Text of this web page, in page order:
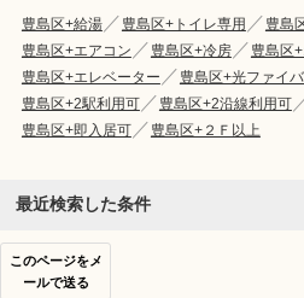
豊島区+給湯 豊島区+トイレ専用 豊島
豊島区+エアコン
豊島区+冷房
豊島区
豊島区+エレベーター
豊島区+光ファイ
豊島区+2駅利用可
豊島区+2沿線利用可
豊島区+即入居可
豊島区+２Ｆ以上
最近検索した条件
このページをメ
ールで送る